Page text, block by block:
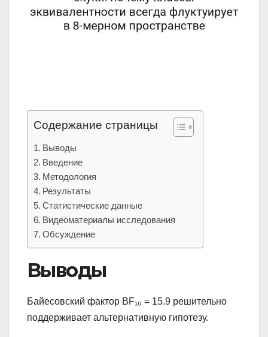
Содержание страницы
Выводы
Введение
Методология
Результаты
Статистические данные
Видеоматериалы исследования
Обсуждение
Выводы
Байесовский фактор BF₁₀ = 15.9 решительно
поддерживает альтернативную гипотезу.